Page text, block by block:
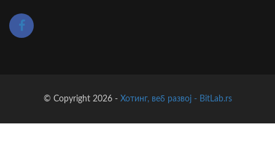
© Copyright 2026 - Хотинг, веб развој - BitLab.rs